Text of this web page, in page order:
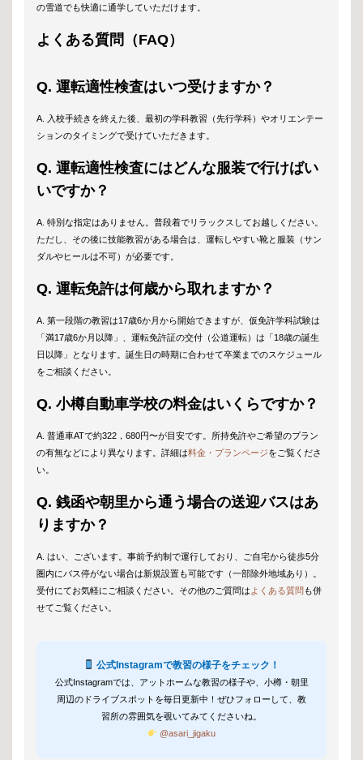
の雪道でも快適に通学していただけます。
よくある質問（FAQ）
Q. 運転適性検査はいつ受けますか？
A. 入校手続きを終えた後、最初の学科教習（先行学科）やオリエンテー
ションのタイミングで受けていただきます。
Q. 運転適性検査にはどんな服装で行けばい
いですか？
A. 特別な指定はありません。普段着でリラックスしてお越しください。
ただし、その後に技能教習がある場合は、運転しやすい靴と服装（サン
ダルやヒールは不可）が必要です。
Q. 運転免許は何歳から取れますか？
A. 第一段階の教習は17歳6か月から開始できますが、仮免許学科試験は
「満17歳6か月以降」、運転免許証の交付（公道運転）は「18歳の誕生
日以降」となります。誕生日の時期に合わせて卒業までのスケジュール
をご相談ください。
Q. 小樽自動車学校の料金はいくらですか？
A. 普通車ATで約322，680円〜が目安です。所持免許やご希望のプラン
の有無などにより異なります。詳細は料金・プランページをご覧くださ
い。
Q. 銭函や朝里から通う場合の送迎バスはあ
りますか？
A. はい、ございます。事前予約制で運行しており、ご自宅から徒歩5分
圏内にバス停がない場合は新規設置も可能です（一部除外地域あり）。
受付にてお気軽にご相談ください。その他のご質問は よくある質問 も併
せてご覧ください。
公式Instagramで教習の様子をチェック！
公式Instagramでは、アットホームな教習の様子や、小樽・朝里
周辺のドライブスポットを毎日更新中！ぜひフォローして、教
習所の雰囲気を覗いてみてくださいね。
@asari_jigaku